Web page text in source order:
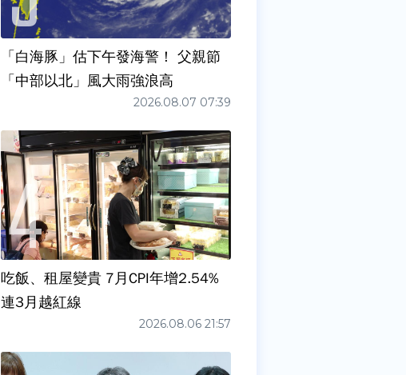
「白海豚」估下午發海警！ 父親節
「中部以北」風大雨強浪高
2026.08.07 07:39
吃飯、租屋變貴 7月CPI年增2.54%
連3月越紅線
2026.08.06 21:57